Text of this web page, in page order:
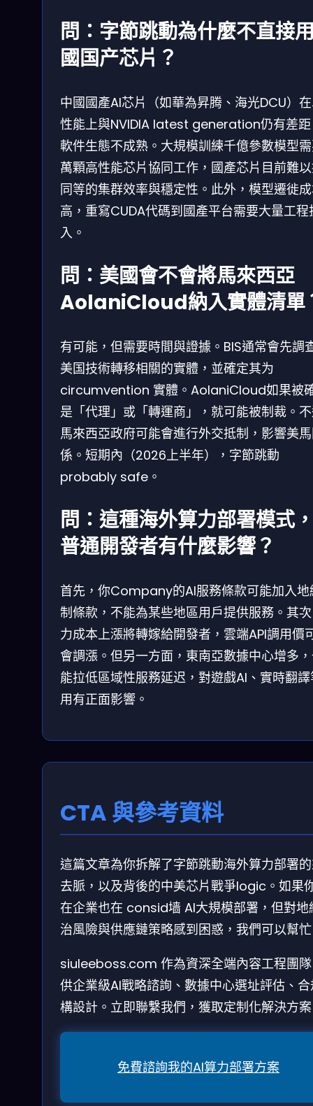
問：字節跳動為什麼不直接
國国产芯片？
中國國產AI芯片（如華為昇腾、海光DCU）
性能上與NVIDIA latest generation仍有差
軟件生態不成熟。大規模訓練千億參數模型
萬顆高性能芯片協同工作，國產芯片目前難
同等的集群效率與穩定性。此外，模型遷徙
高，重寫CUDA代碼到國產平台需要大量工程
入。
問：美國會不會將馬來西亞
AolaniCloud納入實體清單
有可能，但需要時間與證據。BIS通常會先調
美国技術轉移相關的實體，並確定其为
circumvention 實體。AolaniCloud如果被
是「代理」或「轉運商」，就可能被制裁。
馬來西亞政府可能會進行外交抵制，影響美
係。短期內（2026上半年），字節跳動
probably safe。
問：這種海外算力部署模式
普通開發者有什麼影響？
首先，你Company的AI服務條款可能加入地
制條款，不能為某些地區用戶提供服務。其
力成本上漲將轉嫁給開發者，雲端API調用價
會調漲。但另一方面，東南亞數據中心增多
能拉低區域性服務延迟，對遊戲AI、實時翻
用有正面影響。
CTA 與參考資料
這篇文章為你拆解了字節跳動海外算力部署
去脈，以及背後的中美芯片戰爭logic。如果
在企業也在 consid墙 AI大規模部署，但對地
治風險與供應鏈策略感到困惑，我們可以幫
siuleeboss.com 作為資深全端內容工程團
供企業級AI戰略諮詢、數據中心選址評估、
構設計。立即聯繫我們，獲取定制化解決方
免費諮詢我的AI算力部署方案